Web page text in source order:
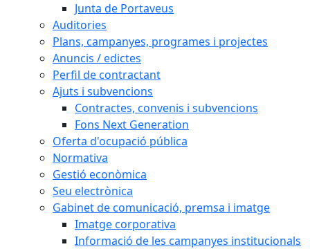
Junta de Portaveus
Auditories
Plans, campanyes, programes i projectes
Anuncis / edictes
Perfil de contractant
Ajuts i subvencions
Contractes, convenis i subvencions
Fons Next Generation
Oferta d'ocupació pública
Normativa
Gestió econòmica
Seu electrònica
Gabinet de comunicació, premsa i imatge
Imatge corporativa
Informació de les campanyes institucionals